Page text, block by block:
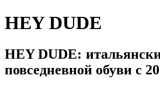
HEY DUDE
HEY DUDE:
повседневной обуви с